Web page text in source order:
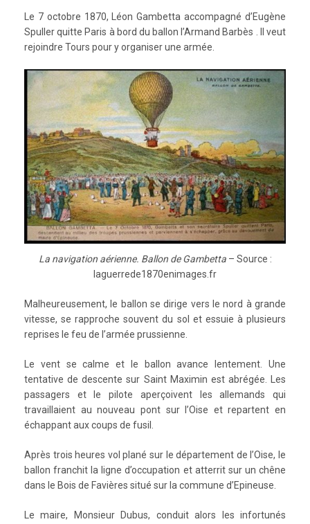
Le 7 octobre 1870, Léon Gambetta accompagné d’Eugène
Spuller quitte Paris à bord du ballon l’Armand Barbès . Il veut
rejoindre Tours pour y organiser une armée.
La navigation aérienne. Ballon de Gambetta– Source :
laguerrede1870enimages.fr
Malheureusement, le ballon se dirige vers le nord à grande
vitesse, se rapproche souvent du sol et essuie à plusieurs
reprises le feu de l’armée prussienne.
Le vent se calme et le ballon avance lentement. Une
tentative de descente sur Saint Maximin est abrégée. Les
passagers et le pilote aperçoivent les allemands qui
travaillaient au nouveau pont sur l’Oise et repartent en
échappant aux coups de fusil.
Après trois heures vol plané sur le département de l’Oise, le
ballon franchit la ligne d’occupation et atterrit sur un chêne
dans le Bois de Favières situé sur la commune d’Epineuse.
Le maire, Monsieur Dubus, conduit alors les infortunés